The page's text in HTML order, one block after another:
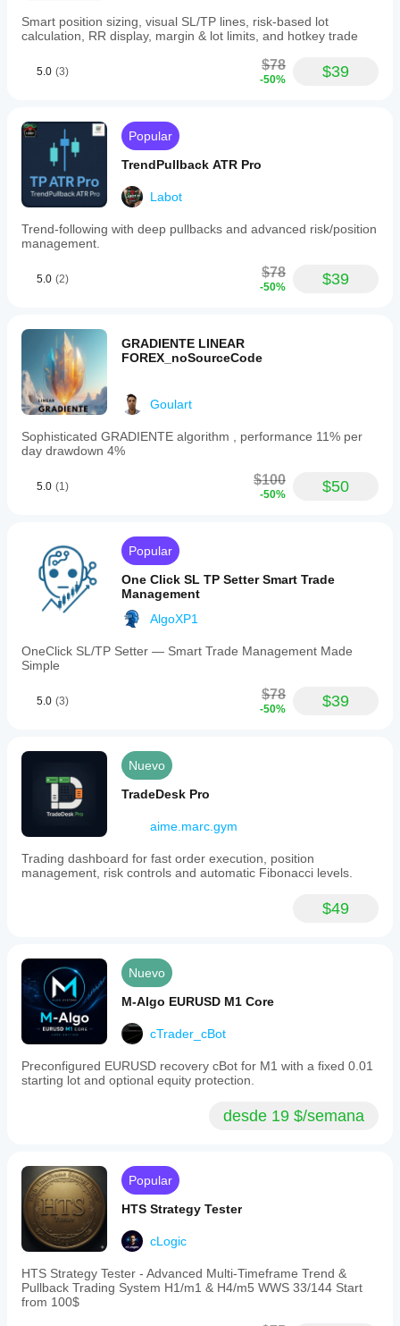
Smart position sizing, visual SL/TP lines, risk-based lot
calculation, RR display, margin & lot limits, and hotkey trade
5.0 (3) $78
-50% $39
Popular
TrendPullback ATR Pro
Labot
Trend-following with deep pullbacks and advanced risk/position
management.
5.0 (2) $78
-50% $39
GRADIENTE LINEAR
FOREX_noSourceCode
Goulart
Sophisticated GRADIENTE algorithm , performance 11% per
day drawdown 4%
5.0 (1) $100
-50% $50
Popular
One Click SL TP Setter Smart Trade
Management
AlgoXP1
OneClick SL/TP Setter — Smart Trade Management Made
Simple
5.0 (3) $78
-50% $39
Nuevo
TradeDesk Pro
aime.marc.gym
Trading dashboard for fast order execution, position
management, risk controls and automatic Fibonacci levels.
$49
Nuevo
M-Algo EURUSD M1 Core
cTrader_cBot
Preconfigured EURUSD recovery cBot for M1 with a fixed 0.01
starting lot and optional equity protection.
desde 19 $/semana
Popular
HTS Strategy Tester
cLogic
HTS Strategy Tester - Advanced Multi-Timeframe Trend &
Pullback Trading System H1/m1 & H4/m5 WWS 33/144 Start
from 100$